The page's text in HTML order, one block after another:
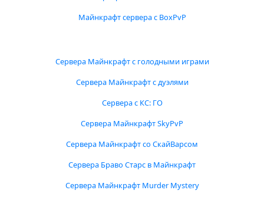
Майнкрафт сервера с BoxPvP
Сервера Майнкрафт с голодными играми
Сервера Майнкрафт с дуэлями
Сервера с КС: ГО
Сервера Майнкрафт SkyPvP
Сервера Майнкрафт со СкайВарсом
Сервера Браво Старс в Майнкрафт
Сервера Майнкрафт Murder Mystery